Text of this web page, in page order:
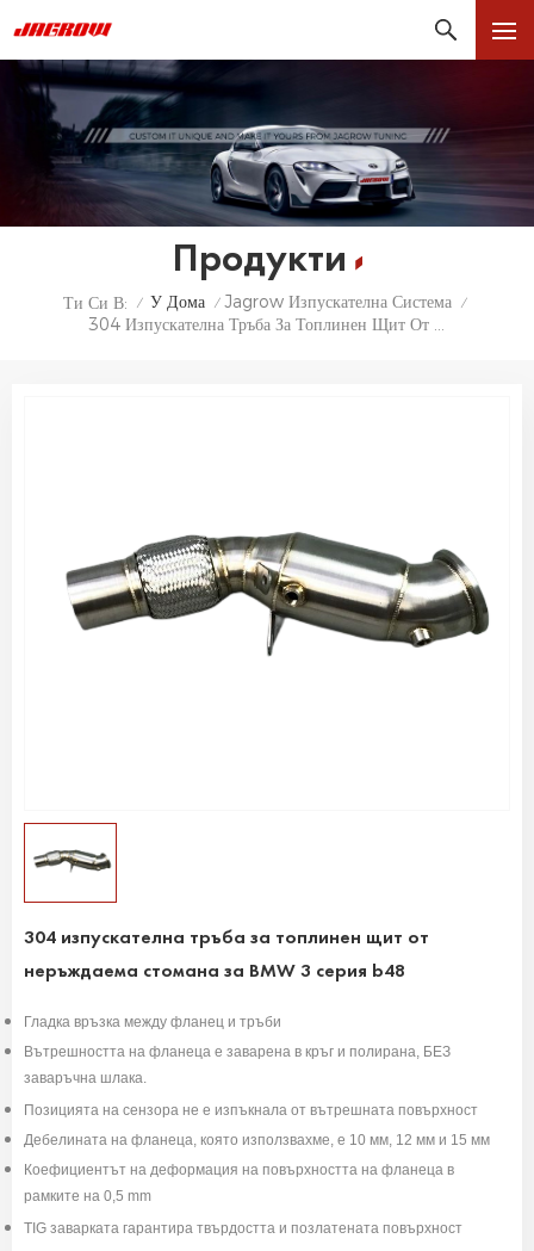
Продукти
Ти Си В: / У Дома / Jagrow Изпускателна Система /
304 изпускателна тръба за топлинен щит от
неръждаема стомана за BMW 3 серия b48
Гладка връзка между фланец и тръби
Вътрешността на фланеца е заварена в кръг и полирана, БЕЗ
заваръчна шлака.
Позицията на сензора не е изпъкнала от вътрешната повърхност
Дебелината на фланеца, която използвахме, е 10 мм, 12 мм и 15 мм
Коефициентът на деформация на повърхността на фланеца в
рамките на 0,5 mm
TIG заварката гарантира твърдостта и позлатената повърхност